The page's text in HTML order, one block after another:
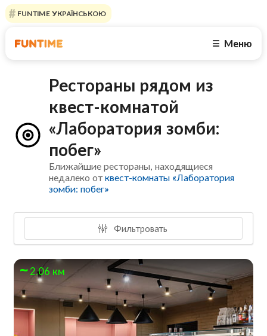
FUNTIME УКРАЇНСЬКОЮ
☰ Меню
Рестораны рядом из
квест-комнатой
«Лаборатория зомби:
побег»
Ближайшие рестораны, находящиеся
недалеко отквест-комнаты «Лаборатория
зомби: побег»
Фильтровать
2.06 км